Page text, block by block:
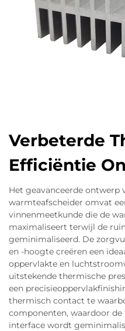
Verbeterde
Efficiëntie
Het geavanceerde ontwerp
warmteafscheider omvat
vinnenmeetkunde die de
maximaliseert terwijl de
geminimaliseerd. De
en -hoogte creëren een
oppervlakte en
uitstekende thermische
een
thermisch contact te
componenten, waardoor
interface wordt